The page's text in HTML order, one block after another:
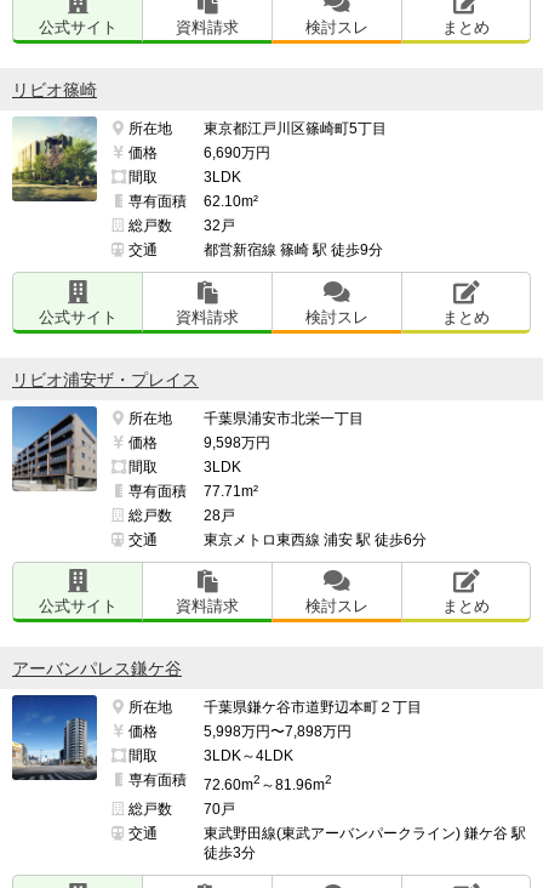
公式サイト 資料請求 検討スレ まとめ
リビオ篠崎
所在地
東京都江戸川区篠崎町5丁目
価格
6,690万円
間取
3LDK
専有面積
62.10m²
総戸数
32戸
交通
都営新宿線 篠崎 駅 徒歩9分
公式サイト 資料請求 検討スレ まとめ
リビオ浦安ザ・プレイス
所在地
千葉県浦安市北栄一丁目
価格
9,598万円
間取
3LDK
専有面積
77.71m²
総戸数
28戸
交通
東京メトロ東西線 浦安 駅 徒歩6分
公式サイト 資料請求 検討スレ まとめ
アーバンパレス鎌ケ谷
所在地
千葉県鎌ケ谷市道野辺本町２丁目
価格
5,998万円〜7,898万円
間取
3LDK～4LDK
専有面積
72.60m2 ～81.96m2
総戸数
70戸
交通
東武野田線(東武アーバンパークライン) 鎌ケ谷 駅
徒歩3分